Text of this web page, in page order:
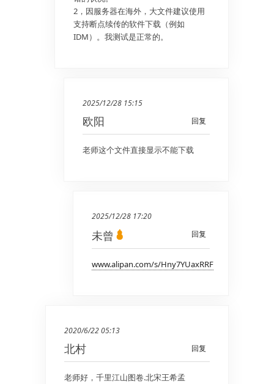
2，因服务器在海外，大文件建议使用
支持断点续传的软件下载（例如
IDM）。我测试是正常的。
2025/12/28 15:15
回复
欧阳
老师这个文件直接显示不能下载
2025/12/28 17:20
回复
未曾
www.alipan.com/s/Hny7YUaxRRF
2020/6/22 05:13
回复
北村
老师好，千里江山图卷.北宋王希孟